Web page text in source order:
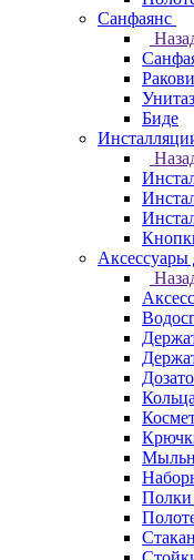
Санфаянс
Биде
Аксессуары
Полки